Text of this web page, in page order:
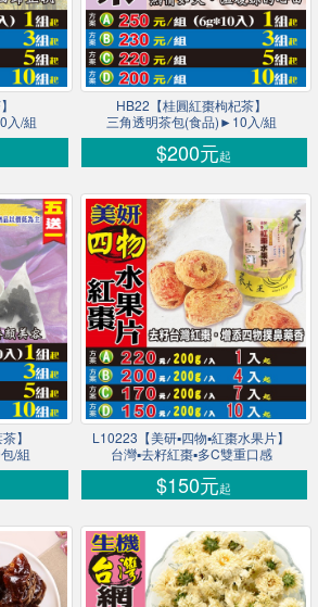
入/組
HB22【桂圓紅棗枸杞茶】
三角透明茶包(食品)►10入/組
$200元起
】
/組
L10223【美研▪四物▪紅棗水果片】
台灣▪去籽紅棗▪多C雙重口感
$150元起